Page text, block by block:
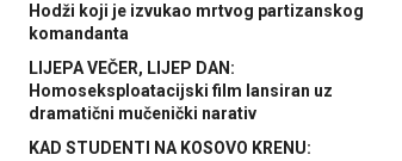
Hodži koji je izvukao mrtvog partizanskog
komandanta
LIJEPA VEČER, LIJEP DAN:
Homoseksploatacijski film lansiran uz
dramatični mučenički narativ
KAD STUDENTI NA KOSOVO KRENU: